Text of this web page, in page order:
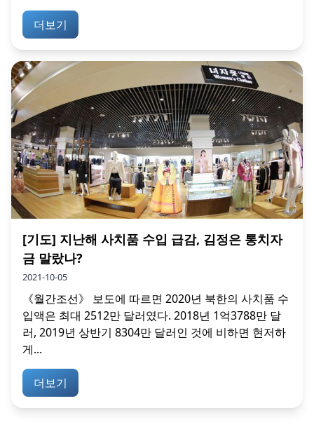
더보기
[기도] 지난해 사치품 수입 급감, 김정은 통치자
금 말랐나?
2021-10-05
《월간조선》 보도에 따르면 2020년 북한의 사치품 수
입액은 최대 2512만 달러였다. 2018년 1억3788만 달
러, 2019년 상반기 8304만 달러인 것에 비하면 현저하
게...
더보기